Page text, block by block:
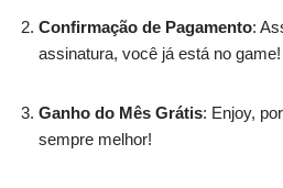
Confirmação de Pagamento:
assinatura, você já está no game!
Ganho do Mês Grátis: Enjoy,
sempre melhor!